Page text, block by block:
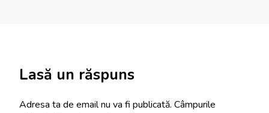
Lasă un răspuns
Adresa ta de email nu va fi publicată. Câmpurile